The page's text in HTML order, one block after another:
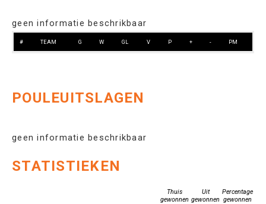
geen informatie beschrikbaar
# TEAM G W GL V P + - PM
POULEUITSLAGEN
geen informatie beschrikbaar
STATISTIEKEN
Thuis
gewonnen
Uit
gewonnen
Percentage
gewonnen